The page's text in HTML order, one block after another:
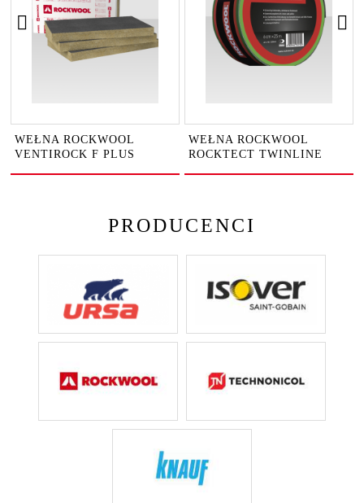
WEŁNA ROCKWOOL
VENTIROCK F PLUS
WEŁNA ROCKWOOL
ROCKTECT TWINLINE
PRODUCENCI